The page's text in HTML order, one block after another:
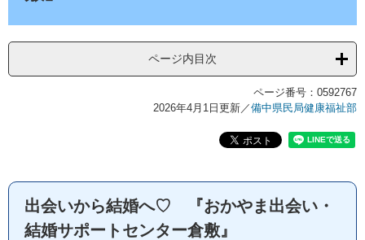
ページ内目次
ページ番号：0592767
2026年4月1日更新／備中県民局健康福祉部
出会いから結婚へ♡ 『おかやま出会い・
結婚サポートセンター倉敷』